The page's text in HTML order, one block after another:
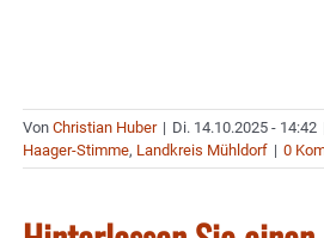
Von Christian Huber | Di. 14.10.2025 - 14:42
Haager-Stimme, Landkreis Mühldorf | 0